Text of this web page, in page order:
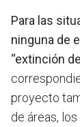
Para las
ninguna de
“extinción
proyecto
de áreas,